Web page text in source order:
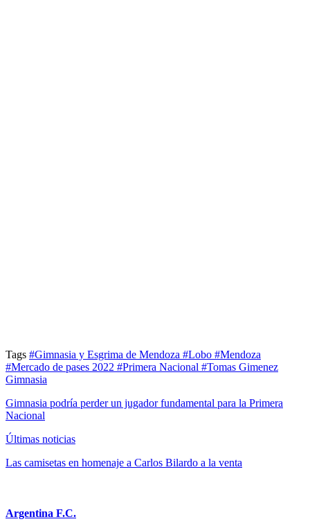
Tags #Gimnasia y Esgrima de Mendoza #Lobo #Mendoza
#Mercado de pases 2022 #Primera Nacional #Tomas Gimenez
Gimnasia
Gimnasia podría perder un jugador fundamental para la Primera
Nacional
Últimas noticias
Las camisetas en homenaje a Carlos Bilardo a la venta
Argentina F.C.